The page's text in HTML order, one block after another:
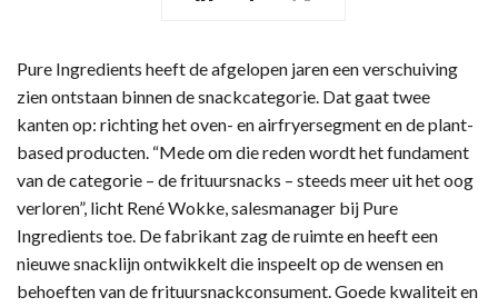
Pure Ingredients heeft de afgelopen jaren een verschuiving
zien ontstaan binnen de snackcategorie. Dat gaat twee
kanten op: richting het oven- en airfryersegment en de plant-
based producten. “Mede om die reden wordt het fundament
van de categorie – de frituursnacks – steeds meer uit het oog
verloren”, licht René Wokke, salesmanager bij Pure
Ingredients toe. De fabrikant zag de ruimte en heeft een
nieuwe snacklijn ontwikkelt die inspeelt op de wensen en
behoeften van de frituursnackconsument. Goede kwaliteit en